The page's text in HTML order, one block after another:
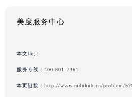
美度服务中心
本文tag：
服务专线： 400-801-7361
本页链接： http://www.mduhub.cn/problem/